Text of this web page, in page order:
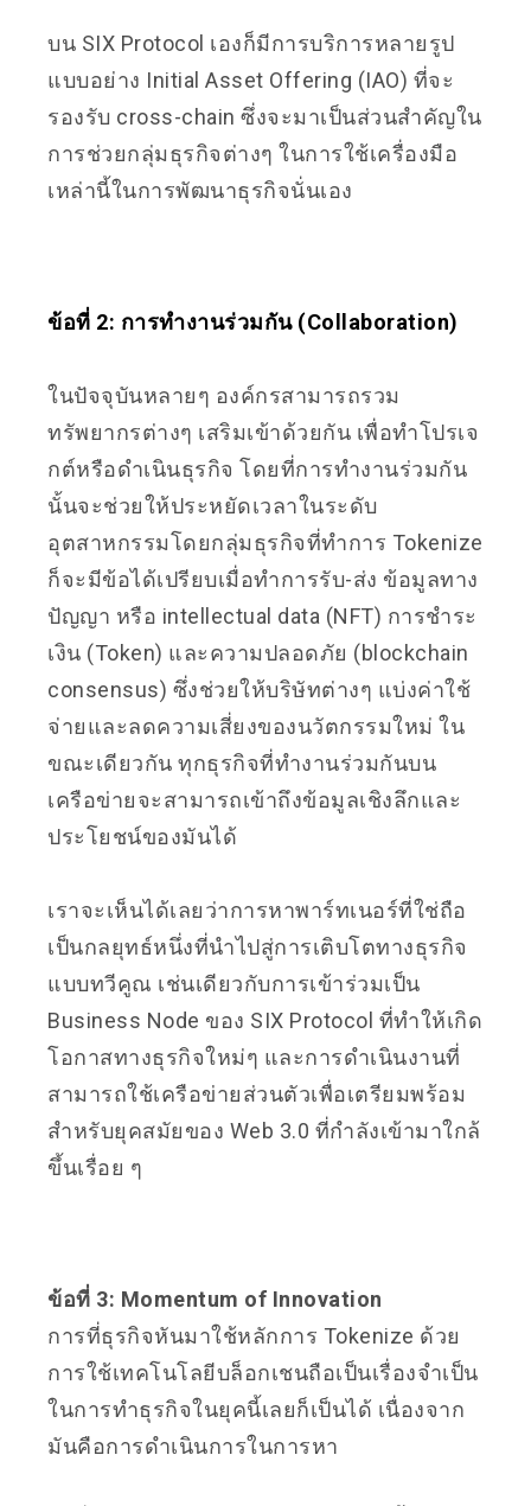
บน SIX Protocol เองก็มีการบริการหลายรูป
แบบอย่าง Initial Asset Offering (IAO) ที่จะ
รองรับ cross-chain ซึ่งจะมาเป็นส่วนสำคัญใน
การช่วยกลุ่มธุรกิจต่างๆ ในการใช้เครื่องมือ
เหล่านี้ในการพัฒนาธุรกิจนั่นเอง
ข้อที่ 2: การทำงานร่วมกัน (Collaboration)
ในปัจจุบันหลายๆ องค์กรสามารถรวม
ทรัพยากรต่างๆ เสริมเข้าด้วยกัน เพื่อทำโปรเจ
กต์หรือดำเนินธุรกิจ โดยที่การทำงานร่วมกัน
นั้นจะช่วยให้ประหยัดเวลาในระดับ
อุตสาหกรรมโดยกลุ่มธุรกิจที่ทำการ Tokenize
ก็จะมีข้อได้เปรียบเมื่อทำการรับ-ส่ง ข้อมูลทาง
ปัญญา หรือ intellectual data (NFT) การชำระ
เงิน (Token) และความปลอดภัย (blockchain
consensus) ซึ่งช่วยให้บริษัทต่างๆ แบ่งค่าใช้
จ่ายและลดความเสี่ยงของนวัตกรรมใหม่ ใน
ขณะเดียวกัน ทุกธุรกิจที่ทำงานร่วมกันบน
เครือข่ายจะสามารถเข้าถึงข้อมูลเชิงลึกและ
ประโยชน์ของมันได้
เราจะเห็นได้เลยว่าการหาพาร์ทเนอร์ที่ใช่ถือ
เป็นกลยุทธ์หนึ่งที่นำไปสู่การเติบโตทางธุรกิจ
แบบทวีคูณ เช่นเดียวกับการเข้าร่วมเป็น
Business Node ของ SIX Protocol ที่ทำให้เกิด
โอกาสทางธุรกิจใหม่ๆ และการดำเนินงานที่
สามารถใช้เครือข่ายส่วนตัวเพื่อเตรียมพร้อม
สำหรับยุคสมัยของ Web 3.0 ที่กำลังเข้ามาใกล้
ขึ้นเรื่อย ๆ
ข้อที่ 3: Momentum of Innovation
การที่ธุรกิจหันมาใช้หลักการ Tokenize ด้วย
การใช้เทคโนโลยีบล็อกเชนถือเป็นเรื่องจำเป็น
ในการทำธุรกิจในยุคนี้เลยก็เป็นได้ เนื่องจาก
มันคือการดำเนินการในการหา